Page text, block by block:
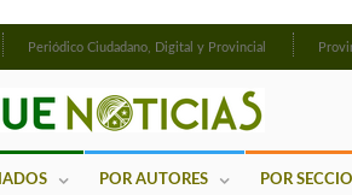
Periódico Ciudadano, Digital y Provincial
POR AUTORES POR